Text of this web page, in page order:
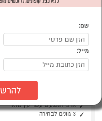
מיטה כוללת ארגז מצעים
ארגז המצעים עשוי עץ מלא
3 גוונים לבחירה
שם:
מייל: